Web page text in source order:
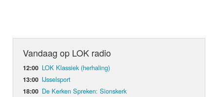
Vandaag op LOK radio
12:00 LOK Klassiek (herhaling)
13:00 IJsselsport
18:00 De Kerken Spreken: Sionskerk